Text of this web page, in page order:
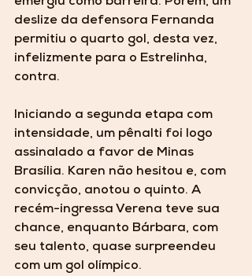
deslize da defensora Fernanda
permitiu o quarto gol, desta vez,
infelizmente para o Estrelinha,
contra.
Iniciando a segunda etapa com
intensidade, um pênalti foi logo
assinalado a favor de Minas
Brasília. Karen não hesitou e, com
convicção, anotou o quinto. A
recém-ingressa Verena teve sua
chance, enquanto Bárbara, com
seu talento, quase surpreendeu
com um gol olímpico.